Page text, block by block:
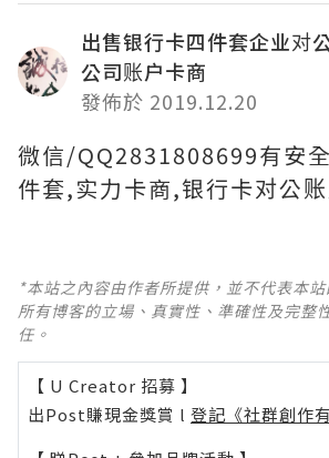
出售银行卡四件套企业对
公司账户卡商
發佈於 2019.12.20
微信/QQ2831808699有安
件套,实力卡商,银行卡对公账
*本站之內容由作者所提供，並不代表本
所有博客的立場、真實性、準確性及完整
任。
【 U Creator 招募 】
出Post賺現金獎賞 l 登記《社群創作